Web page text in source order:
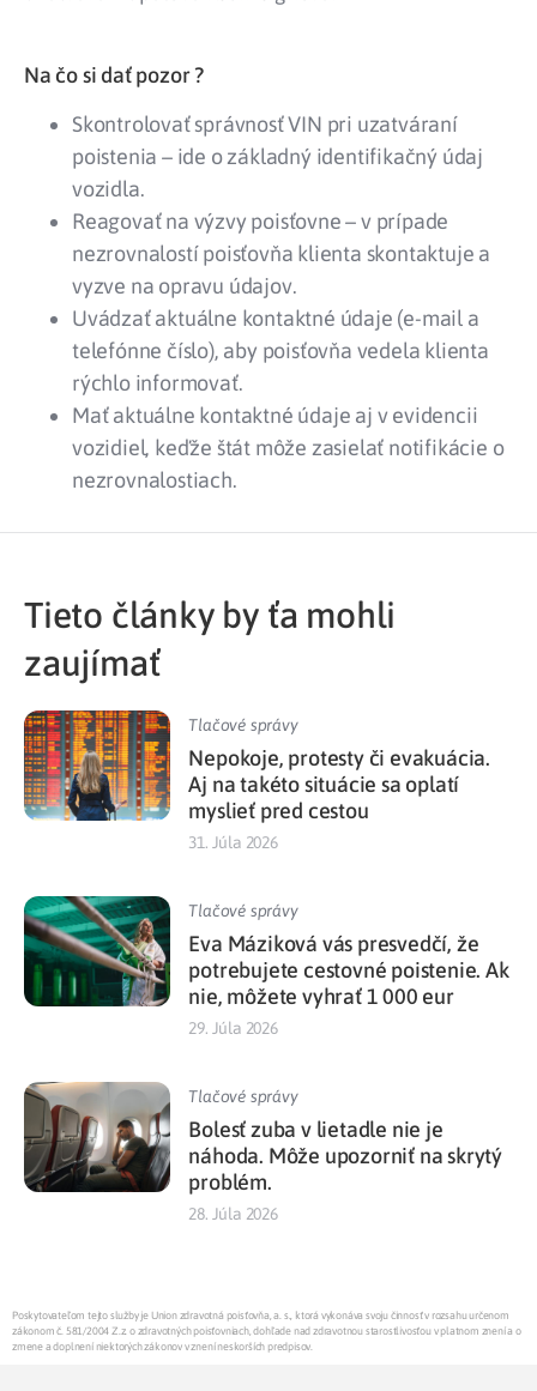
Na čo si dať pozor ?
Skontrolovať správnosť VIN pri uzatváraní
poistenia – ide o základný identifikačný údaj
vozidla.
Reagovať na výzvy poisťovne – v prípade
nezrovnalostí poisťovňa klienta skontaktuje a
vyzve na opravu údajov.
Uvádzať aktuálne kontaktné údaje (e-mail a
telefónne číslo), aby poisťovňa vedela klienta
rýchlo informovať.
Mať aktuálne kontaktné údaje aj v evidencii
vozidiel, keďže štát môže zasielať notifikácie o
nezrovnalostiach.
Tieto články by ťa mohli
zaujímať
Tlačové správy
Nepokoje, protesty či evakuácia.
Aj na takéto situácie sa oplatí
myslieť pred cestou
31. Júla 2026
Tlačové správy
Eva Máziková vás presvedčí, že
potrebujete cestovné poistenie. Ak
nie, môžete vyhrať 1 000 eur
29. Júla 2026
Tlačové správy
Bolesť zuba v lietadle nie je
náhoda. Môže upozorniť na skrytý
problém.
28. Júla 2026
Poskytovateľom tejto služby je Union zdravotná poisťovňa, a. s., ktorá vykonáva svoju činnosť v rozsahu určenom
zákonom č. 581/2004 Z.z. o zdravotných poisťovniach, dohľade nad zdravotnou starostlivosťou v platnom znení a o
zmene a doplnení niektorých zákonov v znení neskorších predpisov.